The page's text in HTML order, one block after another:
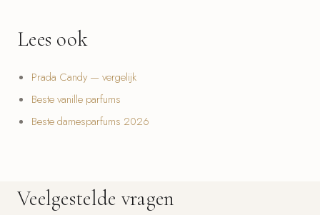
Lees ook
Prada Candy — vergelijk
Beste vanille parfums
Beste damesparfums 2026
Veelgestelde vragen